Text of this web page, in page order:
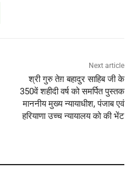
Next article
श्री गुरु तेग़ बहादुर साहिब जी के
350वें शहीदी वर्ष को समर्पित पुस्तक
माननीय मुख्य न्यायाधीश, पंजाब एवं
हरियाणा उच्च न्यायालय को की भेंट